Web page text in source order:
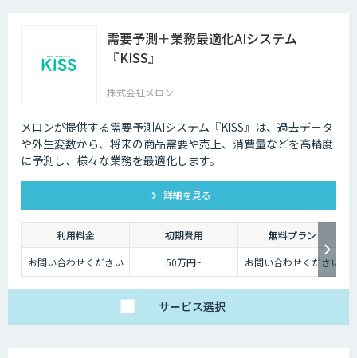
需要予測＋業務最適化AIシステム
『KISS』
株式会社メロン
メロンが提供する需要予測AIシステム『KISS』は、過去データ
や外生変数から、将来の商品需要や売上、消費量などを高精度
に予測し、様々な業務を最適化します。
詳細を見る
利用料金 初期費用
無料プラン
お問い合わせください
50万円~ お問い合わせください
サービス選択